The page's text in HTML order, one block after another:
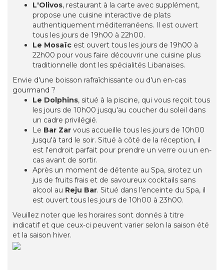
L'Olivos, restaurant à la carte avec supplément,
propose une cuisine interactive de plats
authentiquement méditerranéens. Il est ouvert
tous les jours de 19h00 à 22h00.
Le Mosaïc est ouvert tous les jours de 19h00 à
22h00 pour vous faire découvrir une cuisine plus
traditionnelle dont les spécialités Libanaises.
Envie d'une boisson rafraîchissante ou d'un en-cas
gourmand ?
Le Dolphins, situé à la piscine, qui vous reçoit tous
les jours de 10h00 jusqu'au coucher du soleil dans
un cadre privilégié.
Le Bar Zar vous accueille tous les jours de 10h00
jusqu'à tard le soir. Situé à côté de la réception, il
est l'endroit parfait pour prendre un verre ou un en-
cas avant de sortir.
Après un moment de détente au Spa, sirotez un
jus de fruits frais et de savoureux cocktails sans
alcool au Reju Bar. Situé dans l'enceinte du Spa, il
est ouvert tous les jours de 10h00 à 23h00.
Veuillez noter que les horaires sont donnés à titre
indicatif et que ceux-ci peuvent varier selon la saison été
et la saison hiver.